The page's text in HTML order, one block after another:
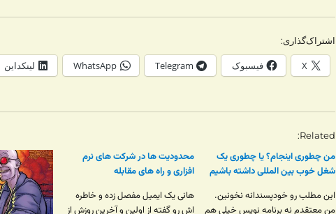
اشتراک‌گذاری:
X فیسبوک Telegram
WhatsApp لینکداین
Related
من چطوری اینجام؟ یا چطوری یک
شغل خوب بین المللی داشته باشیم
این مطلب رو خودپسندانه نخونین.
من معتقدم نه برنامه نویس خیلی هم
محدودیت ها در شرکت های نرم
افزاری و راه های مقابله
هانی یک ایمیل مفصل زده و خاطره
اش رو گفته از اولین و آخرین روزش از